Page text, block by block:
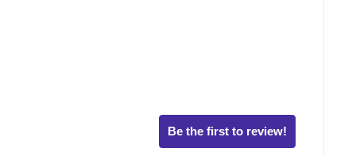
Be the first to review!